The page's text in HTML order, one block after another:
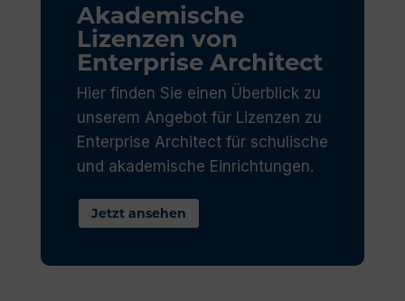
Akademische
Lizenzen von
Enterprise Architect
Hier finden Sie einen Überblick zu
unserem Angebot für Lizenzen zu
Enterprise Architect für schulische
und akademische Einrichtungen.
Jetzt ansehen